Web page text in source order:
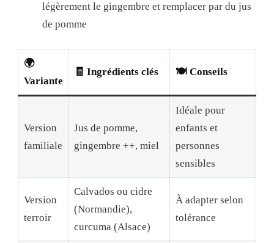
légèrement le gingembre et remplacer par du jus
de pomme
🌍
Variante
🧾 Ingrédients clés 🍽️ Conseils
Version
familiale
Jus de pomme,
gingembre ++, miel
Idéale pour
enfants et
personnes
sensibles
Version
terroir
Calvados ou cidre
(Normandie),
curcuma (Alsace)
À adapter selon
tolérance